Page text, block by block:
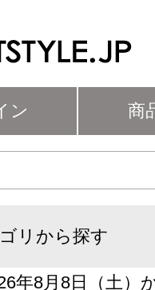
ン 商
リから探す
年8月8日（土）